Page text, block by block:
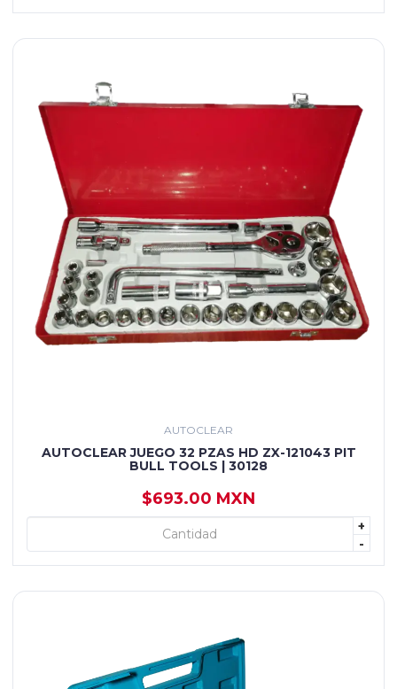
AUTOCLEAR
AUTOCLEAR JUEGO 32 PZAS HD ZX-121043 PIT
BULL TOOLS | 30128
$693.00 MXN
+
-
+ AGREGAR